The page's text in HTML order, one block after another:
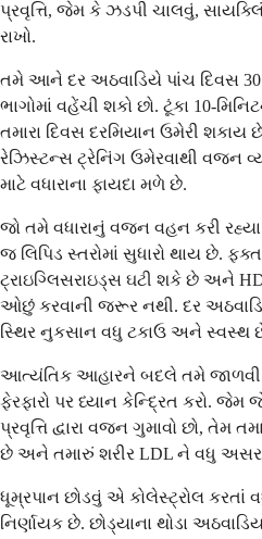
પ્રવૃત્તિ, જેમ કે ઝડપી ચાલવું,
રાખો.
તમે આને દર અઠવાડિયે પાંચ દિવસ 30
ભાગોમાં વહેંચી શકો છો. ટૂંકા 10-
તમારા દિવસ દરમિયાન ઉમેરી શકાય
રેઝિસ્ટન્સ ટ્રેનિંગ ઉમેરવાથી વજન
માટે વધારાના ફાયદા મળે છે.
જો તમે વધારાનું વજન વહન કરી રહ્યા
જ લિપિડ સ્તરોમાં સુધારો થાય છે.
ટ્રાઇગ્લિસરાઇડ્સ ઘટી શકે છે અને
ઓછું કરવાની જરૂર નથી. દર
સ્થિર નુકસાન વધુ ટકાઉ અને સ્વસ્થ
આત્યંતિક આહારને બદલે તમે જાળવી
ફેરફારો પર ધ્યાન કેન્દ્રિત કરો.
પ્રવૃત્તિ દ્વારા વજન ગુમાવો છો, તેમ
છે અને તમારું શરીર LDL ને વધુ
ધૂમ્રપાન છોડવું એ કોલેસ્ટ્રોલ કરતાં
નિર્ણાયક છે. છોડ્યાના થોડા